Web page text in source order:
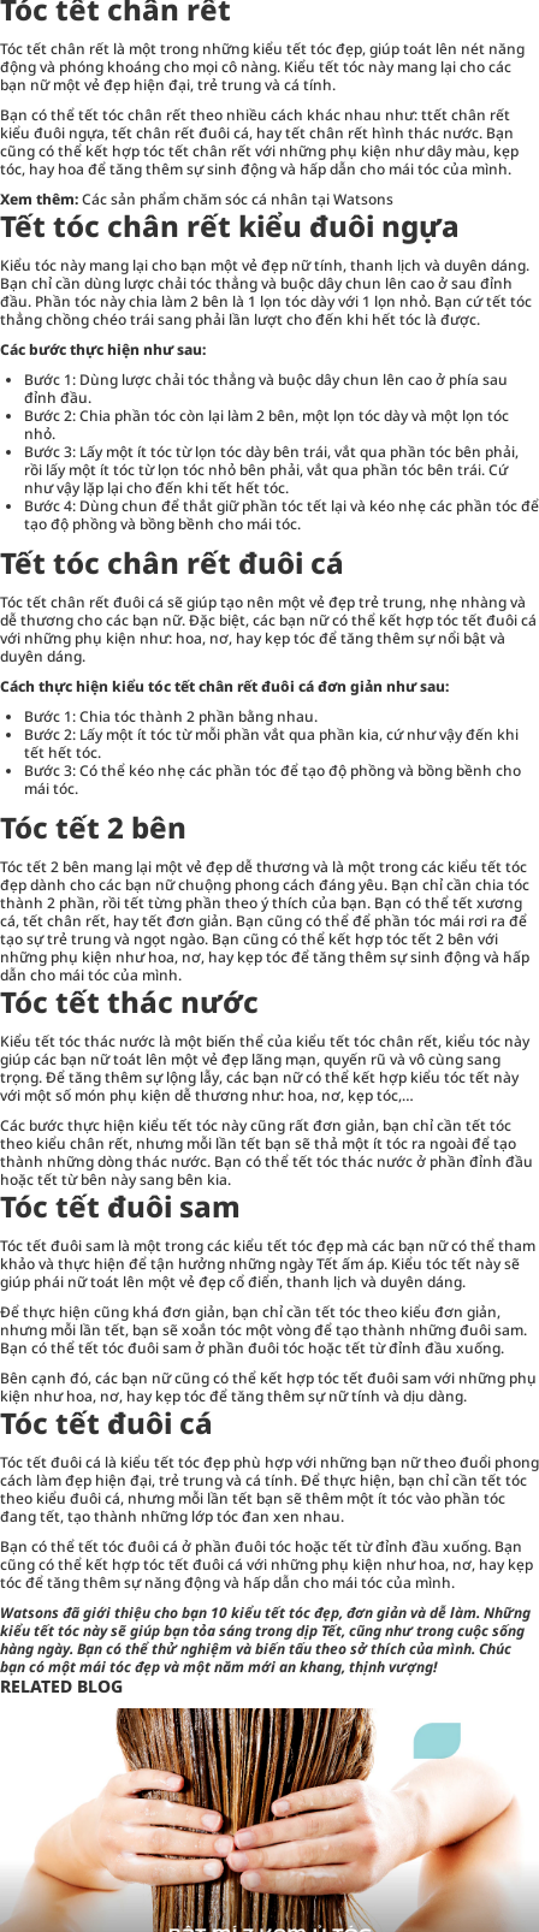
Tóc tết chân rết
Tóc tết chân rết là một trong những kiểu tết tóc đẹp, giúp toát lên nét năng
động và phóng khoáng cho mọi cô nàng. Kiểu tết tóc này mang lại cho các
bạn nữ một vẻ đẹp hiện đại, trẻ trung và cá tính.
Bạn có thể tết tóc chân rết theo nhiều cách khác nhau như: ttết chân rết
kiểu đuôi ngựa, tết chân rết đuôi cá, hay tết chân rết hình thác nước. Bạn
cũng có thể kết hợp tóc tết chân rết với những phụ kiện như dây màu, kẹp
tóc, hay hoa để tăng thêm sự sinh động và hấp dẫn cho mái tóc của mình.
Xem thêm:Các sản phẩm chăm sóc cá nhân tại Watsons
Tết tóc chân rết kiểu đuôi ngựa
Kiểu tóc này mang lại cho bạn một vẻ đẹp nữ tính, thanh lịch và duyên dáng.
Bạn chỉ cần dùng lược chải tóc thẳng và buộc dây chun lên cao ở sau đỉnh
đầu. Phần tóc này chia làm 2 bên là 1 lọn tóc dày với 1 lọn nhỏ. Bạn cứ tết tóc
thẳng chồng chéo trái sang phải lần lượt cho đến khi hết tóc là được.
Các bước thực hiện như sau:
Bước 1: Dùng lược chải tóc thẳng và buộc dây chun lên cao ở phía sau
đỉnh đầu.
Bước 2: Chia phần tóc còn lại làm 2 bên, một lọn tóc dày và một lọn tóc
nhỏ.
Bước 3: Lấy một ít tóc từ lọn tóc dày bên trái, vắt qua phần tóc bên phải,
rồi lấy một ít tóc từ lọn tóc nhỏ bên phải, vắt qua phần tóc bên trái. Cứ
như vậy lặp lại cho đến khi tết hết tóc.
Bước 4: Dùng chun để thắt giữ phần tóc tết lại và kéo nhẹ các phần tóc để
tạo độ phồng và bồng bềnh cho mái tóc.
Tết tóc chân rết đuôi cá
Tóc tết chân rết đuôi cá sẽ giúp tạo nên một vẻ đẹp trẻ trung, nhẹ nhàng và
dễ thương cho các bạn nữ. Đặc biệt, các bạn nữ có thể kết hợp tóc tết đuôi cá
với những phụ kiện như: hoa, nơ, hay kẹp tóc để tăng thêm sự nổi bật và
duyên dáng.
Cách thực hiện kiểu tóc tết chân rết đuôi cá đơn giản như sau:
Bước 1: Chia tóc thành 2 phần bằng nhau.
Bước 2: Lấy một ít tóc từ mỗi phần vắt qua phần kia, cứ như vậy đến khi
tết hết tóc.
Bước 3: Có thể kéo nhẹ các phần tóc để tạo độ phồng và bồng bềnh cho
mái tóc.
Tóc tết 2 bên
Tóc tết 2 bên mang lại một vẻ đẹp dễ thương và là một trong các kiểu tết tóc
đẹp dành cho các bạn nữ chuộng phong cách đáng yêu. Bạn chỉ cần chia tóc
thành 2 phần, rồi tết từng phần theo ý thích của bạn. Bạn có thể tết xương
cá, tết chân rết, hay tết đơn giản. Bạn cũng có thể để phần tóc mái rơi ra để
tạo sự trẻ trung và ngọt ngào. Bạn cũng có thể kết hợp tóc tết 2 bên với
những phụ kiện như hoa, nơ, hay kẹp tóc để tăng thêm sự sinh động và hấp
dẫn cho mái tóc của mình.
Tóc tết thác nước
Kiểu tết tóc thác nước là một biến thể của kiểu tết tóc chân rết, kiểu tóc này
giúp các bạn nữ toát lên một vẻ đẹp lãng mạn, quyến rũ và vô cùng sang
trọng. Để tăng thêm sự lộng lẫy, các bạn nữ có thể kết hợp kiểu tóc tết này
với một số món phụ kiện dễ thương như: hoa, nơ, kẹp tóc,…
Các bước thực hiện kiểu tết tóc này cũng rất đơn giản, bạn chỉ cần tết tóc
theo kiểu chân rết, nhưng mỗi lần tết bạn sẽ thả một ít tóc ra ngoài để tạo
thành những dòng thác nước. Bạn có thể tết tóc thác nước ở phần đỉnh đầu
hoặc tết từ bên này sang bên kia.
Tóc tết đuôi sam
Tóc tết đuôi sam là một trong các kiểu tết tóc đẹp mà các bạn nữ có thể tham
khảo và thực hiện để tận hưởng những ngày Tết ấm áp. Kiểu tóc tết này sẽ
giúp phái nữ toát lên một vẻ đẹp cổ điển, thanh lịch và duyên dáng.
Để thực hiện cũng khá đơn giản, bạn chỉ cần tết tóc theo kiểu đơn giản,
nhưng mỗi lần tết, bạn sẽ xoắn tóc một vòng để tạo thành những đuôi sam.
Bạn có thể tết tóc đuôi sam ở phần đuôi tóc hoặc tết từ đỉnh đầu xuống.
Bên cạnh đó, các bạn nữ cũng có thể kết hợp tóc tết đuôi sam với những phụ
kiện như hoa, nơ, hay kẹp tóc để tăng thêm sự nữ tính và dịu dàng.
Tóc tết đuôi cá
Tóc tết đuôi cá là kiểu tết tóc đẹp phù hợp với những bạn nữ theo đuổi phong
cách làm đẹp hiện đại, trẻ trung và cá tính. Để thực hiện, bạn chỉ cần tết tóc
theo kiểu đuôi cá, nhưng mỗi lần tết bạn sẽ thêm một ít tóc vào phần tóc
đang tết, tạo thành những lớp tóc đan xen nhau.
Bạn có thể tết tóc đuôi cá ở phần đuôi tóc hoặc tết từ đỉnh đầu xuống. Bạn
cũng có thể kết hợp tóc tết đuôi cá với những phụ kiện như hoa, nơ, hay kẹp
tóc để tăng thêm sự năng động và hấp dẫn cho mái tóc của mình.
Watsons đã giới thiệu cho bạn 10 kiểu tết tóc đẹp, đơn giản và dễ làm. Những
kiểu tết tóc này sẽ giúp bạn tỏa sáng trong dịp Tết, cũng như trong cuộc sống
hàng ngày. Bạn có thể thử nghiệm và biến tấu theo sở thích của mình. Chúc
bạn có một mái tóc đẹp và một năm mới an khang, thịnh vượng!
RELATED BLOG